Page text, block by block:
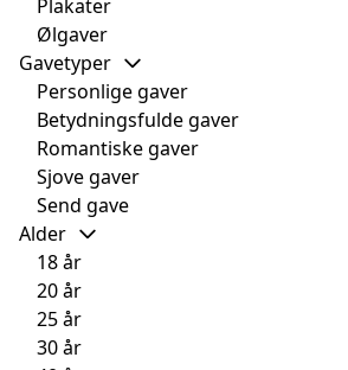
Plakater
Ølgaver
Gavetyper
Personlige gaver
Betydningsfulde gaver
Romantiske gaver
Sjove gaver
Send gave
Alder
18 år
20 år
25 år
30 år